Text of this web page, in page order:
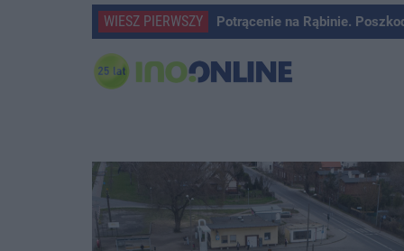
WIESZ PIERWSZY Potrącenie na Rąbinie.